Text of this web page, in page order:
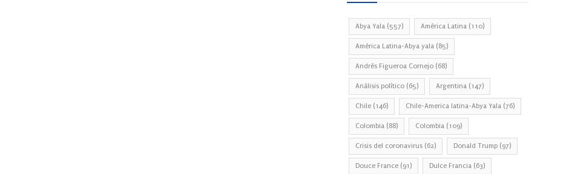
Abya Yala (557) América Latina (110)
América Latina-Abya yala (85)
Andrés Figueroa Cornejo (68)
Análisis político (65) Argentina (147)
Chile (146) Chile-America latina-Abya Yala (76)
Colombia (88) Colombia (109)
Crisis del coronavirus (62) Donald Trump (97)
Douce France (91) Dulce Francia (63)